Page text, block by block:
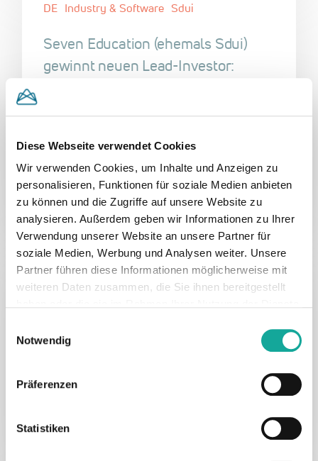
Diese Webseite verwendet Cookies
Wir verwenden Cookies, um Inhalte und Anzeigen zu
personalisieren, Funktionen für soziale Medien anbieten
zu können und die Zugriffe auf unsere Website zu
analysieren. Außerdem geben wir Informationen zu Ihrer
Verwendung unserer Website an unsere Partner für
soziale Medien, Werbung und Analysen weiter. Unsere
Partner führen diese Informationen möglicherweise mit
weiteren Daten zusammen, die Sie ihnen bereitgestellt
Notwendig
Präferenzen
Statistiken
DE Industry & Software Sdui
Seven Education (ehemals Sdui)
gewinnt neuen Lead-Investor:
21. Juli 2025, Koblenz/London. Die Sdui
von cloudbasierter Verwaltungssoftware für…
21. Juli 2025
Industry & Software Sdui
company mission within reach
Koblenz, Germany and London – July 21, 2025
–Sdui Group, a leading European provider of…
21. Juli 2025